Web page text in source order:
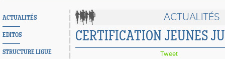
ACTUALITÉS
EDITOS
STRUCTURE LIGUE
ACTUALITÉS
CERTIFICATION JEUNES
Tweet